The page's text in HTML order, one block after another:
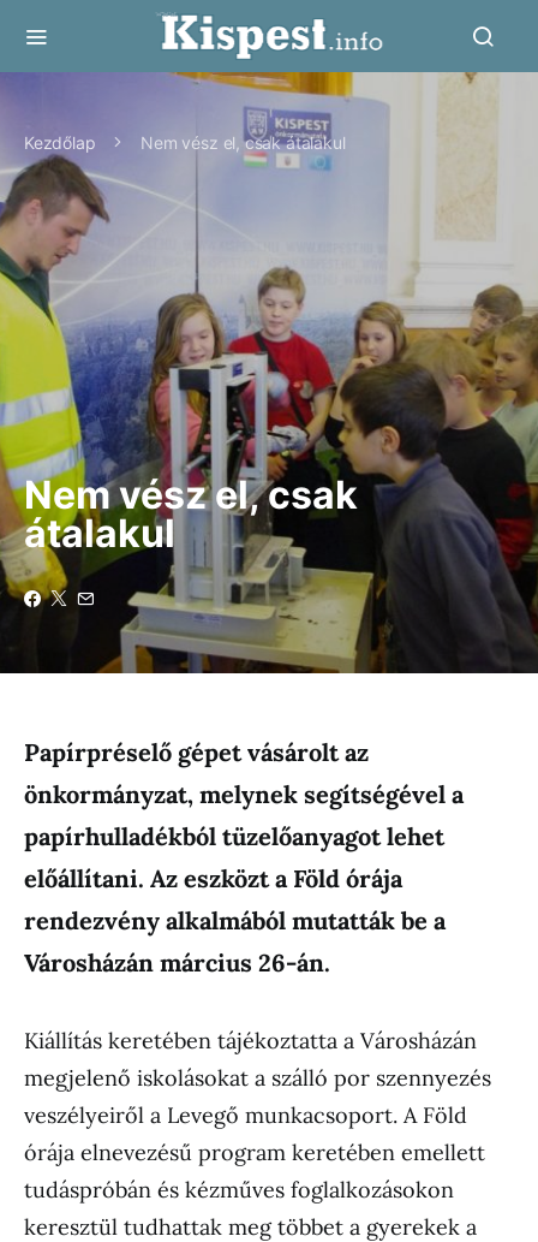
Kezdőlap Nem vész el, csak átalakul
Nem vész el, csak
átalakul
Papírpréselő gépet vásárolt az
önkormányzat, melynek segítségével a
papírhulladékból tüzelőanyagot lehet
előállítani. Az eszközt a Föld órája
rendezvény alkalmából mutatták be a
Városházán március 26-án.
Kiállítás keretében tájékoztatta a Városházán
megjelenő iskolásokat a szálló por szennyezés
veszélyeiről a Levegő munkacsoport. A Föld
órája elnevezésű program keretében emellett
tudáspróbán és kézműves foglalkozásokon
keresztül tudhattak meg többet a gyerekek a